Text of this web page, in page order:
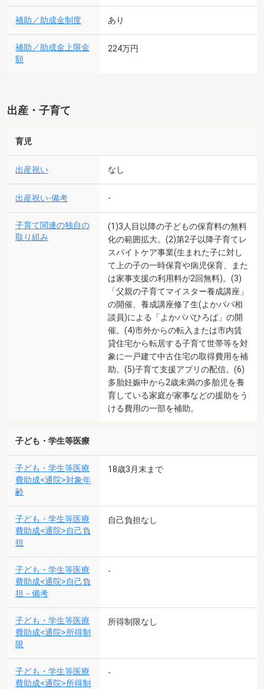
補助／助成金制度 あり
補助／助成金上限金
額
224万円
出産・子育て
育児
出産祝い なし
出産祝い-備考 -
子育て関連の独自の
取り組み
(1)3人目以降の子どもの保育料の無料
化の範囲拡大。(2)第2子以降子育てレ
スパイトケア事業(生まれた子に対し
て上の子の一時保育や病児保育、また
は家事支援の利用料が2回無料)。(3)
「父親の子育てマイスター養成講座」
の開催、養成講座修了生(よかパパ相
談員)による「よかパパひろば」の開
催。(4)市外からの転入または市内賃
貸住宅から転居する子育て世帯等を対
象に一戸建て中古住宅の取得費用を補
助。(5)子育て支援アプリの配信。(6)
多胎妊娠中から2歳未満の多胎児を養
育している家庭が家事などの援助をう
ける費用の一部を補助。
子ども・学生等医療
子ども・学生等医療
費助成<通院>対象年
齢
18歳3月末まで
子ども・学生等医療
費助成<通院>自己負
担
自己負担なし
子ども・学生等医療
費助成<通院>自己負
担－備考
-
子ども・学生等医療
費助成<通院>所得制
限
所得制限なし
子ども・学生等医療
費助成<通院>所得制
-